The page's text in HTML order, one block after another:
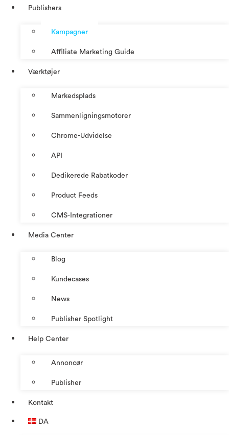
Publishers
Kampagner
Affiliate Marketing Guide
Værktøjer
Markedsplads
Sammenligningsmotorer
Chrome-Udvidelse
API
Dedikerede Rabatkoder
Product Feeds
CMS-Integrationer
Media Center
Blog
Kundecases
News
Publisher Spotlight
Help Center
Annoncør
Publisher
Kontakt
DA